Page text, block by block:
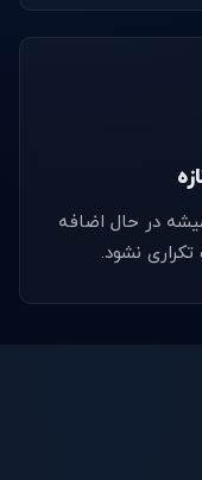
در حال اضافه
نشود.